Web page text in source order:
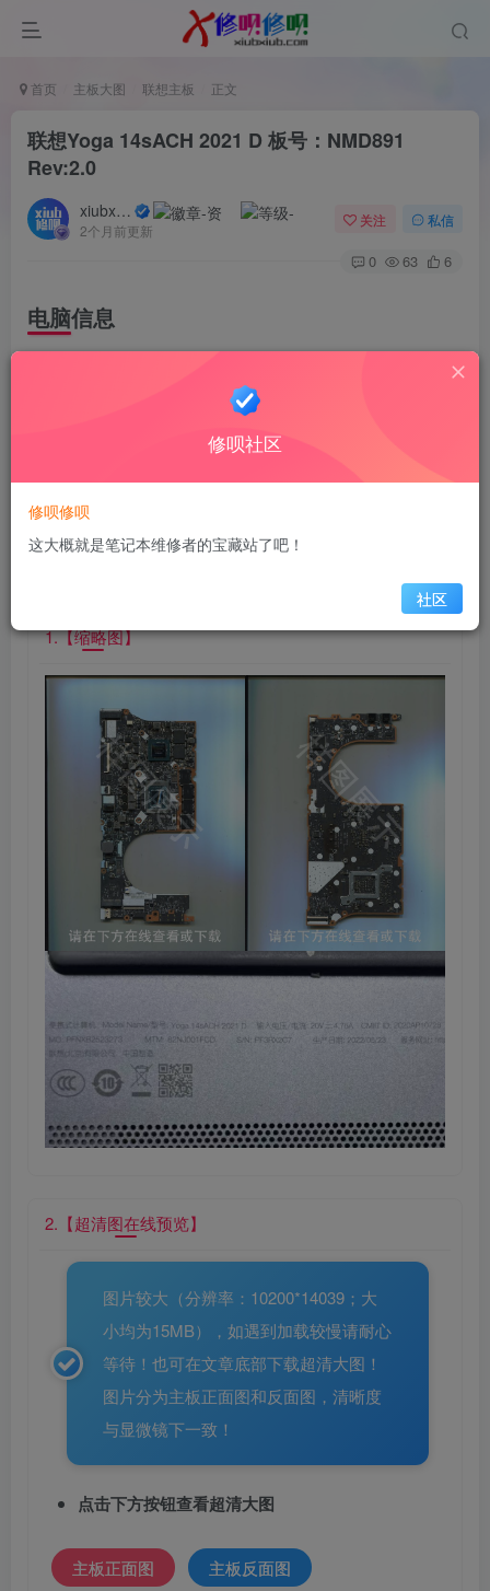
首页 主板大图 联想主板 正文
联想Yoga 14sACH 2021 D 板号：NMD891
Rev:2.0
xiubxiub
2个月前更新
关注 私信
0 63 6
电脑信息
1.【缩略图】
2.【超清图在线预览】
图片较大（分辨率：10200*14039；大
小均为15MB），如遇到加载较慢请耐心
等待！也可在文章底部下载超清大图！
图片分为主板正面图和反面图，清晰度
与显微镜下一致！
点击下方按钮查看超清大图
主板正面图 主板反面图
修呗社区
修呗修呗
这大概就是笔记本维修者的宝藏站了吧！
社区